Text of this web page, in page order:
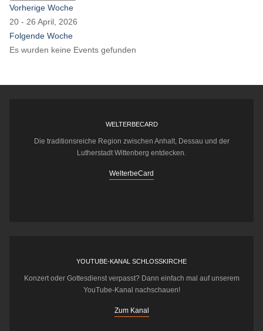
Vorherige Woche
20 - 26 April, 2026
Folgende Woche
Es wurden keine Events gefunden
WELTERBECARD
Die traditionsreiche Region zwischen Anhalt, Dessau und der
Lutherstadt Wittenberg entdecken.
WelterbeCard
YOUTUBE-KANAL SCHLOSSKIRCHE
Konzert oder Gottesdienst verpasst? Dann einfach mal auf unserem
YouTube-Kanal nachschauen!
Zum Kanal